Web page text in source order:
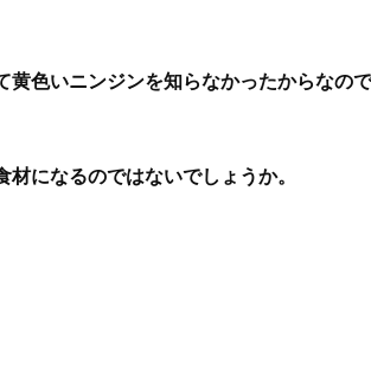
色いニンジンを知らなかったからなの
になるのではないでしょうか。